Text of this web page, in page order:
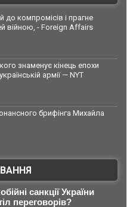
до компромісів і прагне
війною, - Foreign Affairs
знаменує кінець епохи
армії — NYT
брифінга Михайла
санкції України
переговорів?